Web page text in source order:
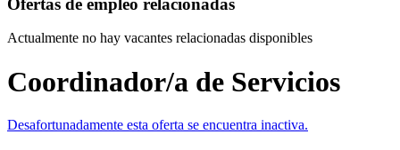
Actualmente no hay vacantes relacionadas disponibles
Coordinador/a de Servicios
Desafortunadamente esta oferta se encuentra inactiva.